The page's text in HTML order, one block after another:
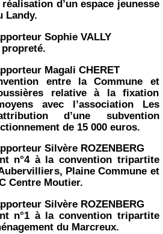
d’un espace jeunesse
Landy.
Sophie VALLY
Magali CHERET
entre la Commune et
relative à la fixation
avec l’association Les
d’une subvention
de 15 000 euros.
Silvère ROZENBERG
n°4 à la convention tripartite
Plaine Commune et
Centre Moutier.
Silvère ROZENBERG
n°1 à la convention tripartite
du Marcreux.